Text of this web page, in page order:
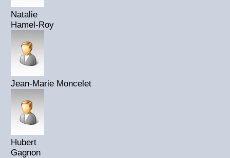
Natalie
Hamel-Roy
Jean-Marie Moncelet
Hubert
Gagnon